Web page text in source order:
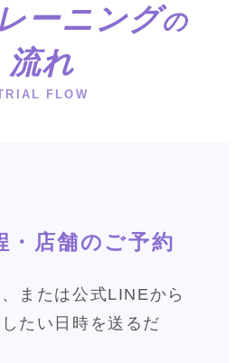
ーニングの
流れ
FLOW
・店舗のご予約
または公式LINEから
たい日時を送るだ